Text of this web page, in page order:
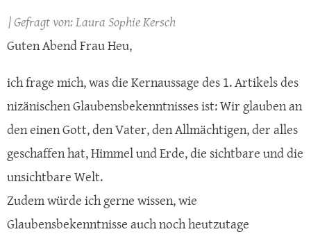
Laura Sophie Kersch
Guten Abend Frau Heu,
ich frage mich, was die Kernaussage des 1. Artikels des
nizänischen Glaubensbekenntnisses ist: Wir glauben an
den einen Gott, den Vater, den Allmächtigen, der alles
geschaffen hat, Himmel und Erde, die sichtbare und die
unsichtbare Welt.
Zudem würde ich gerne wissen, wie
Glaubensbekenntnisse auch noch heutzutage